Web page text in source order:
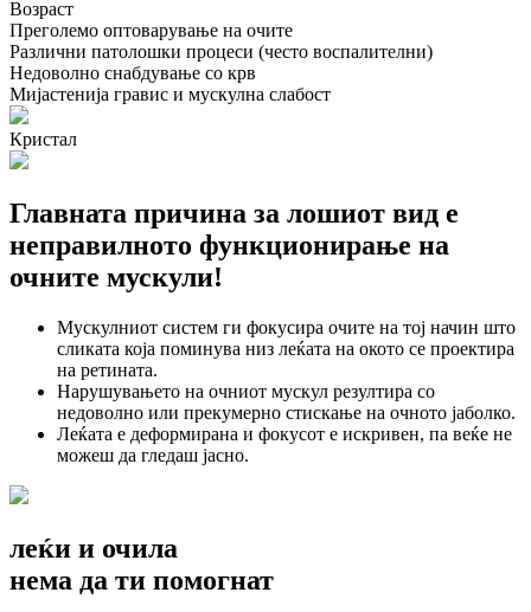
Возраст
Преголемо оптоварување на очите
Различни патолошки процеси (често воспалителни)
Недоволно снабдување со крв
Мијастенија гравис и мускулна слабост
Кристал
Главната причина за лошиот вид е
неправилното функционирање на
очните мускули!
Мускулниот систем ги фокусира очите на тој начин што
сликата која поминува низ леќата на окото се проектира
на ретината.
Нарушувањето на очниот мускул резултира со
недоволно или прекумерно стискање на очното јаболко.
Леќата е деформирана и фокусот е искривен, па веќе не
можеш да гледаш јасно.
леќи и очила
нема да ти помогнат